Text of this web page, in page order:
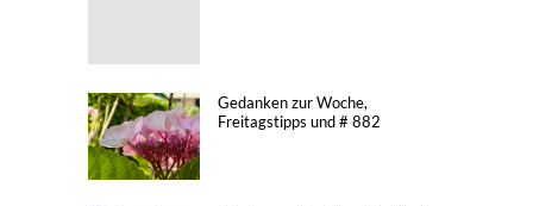
Gedanken zur Woche,
Freitagstipps und # 882